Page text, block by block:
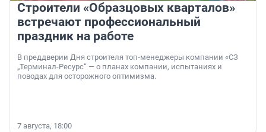
Строители «Образцовых кварталов»
встречают профессиональный
праздник на работе
В преддверии Дня строителя топ-менеджеры компании «СЗ
„Терминал-Ресурс“ — о планах компании, испытаниях и
поводах для осторожного оптимизма.
7 августа, 18:00